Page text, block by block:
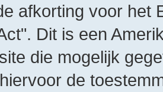
afkorting voor het
Dit is een
die mogelijk
de